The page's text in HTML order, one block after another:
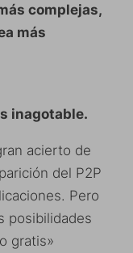
complejas,
más
inagotable.
acierto de
del P2P
Pero
posibilidades
gratis»